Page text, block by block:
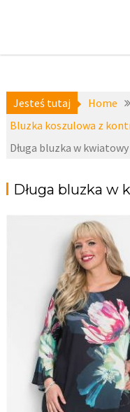
Jesteś tutaj Home
Bluzka koszulowa z
Długa bluzka w
Długa bluzka w